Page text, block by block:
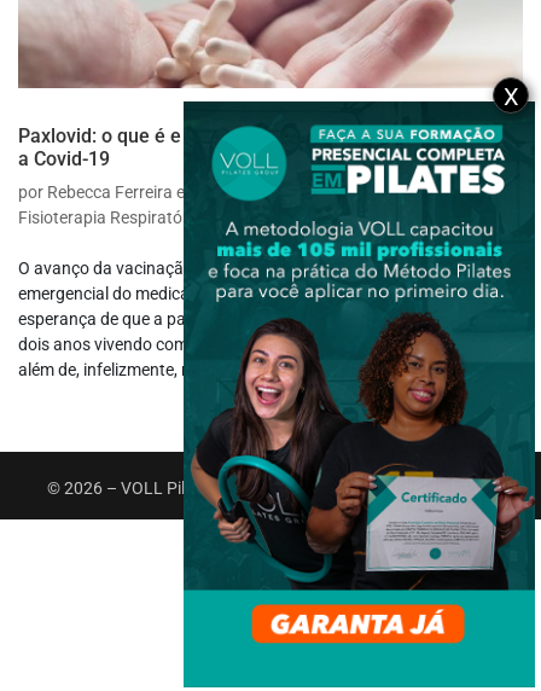
Paxlovid: o que é e como o medicamento pode combater
a Covid-19
por Rebecca Ferreira e Riann de Azeredo|maio 2, 2022|
Fisioterapia Respiratória
O avanço da vacinação contra a Covid-19 e agora o uso
emergencial do medicamento Paxlovid tem sido um sinal de
esperança de que a pandemia acabe logo, né?! Depois de mais de
dois anos vivendo com o uso de máscaras, distanciamento social,
além de, infelizmente, milhões...
© 2026 – VOLL Pilates Group. Todos os direitos reservados.
X